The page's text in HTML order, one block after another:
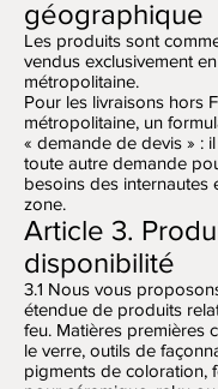
géographique
Les produits sont
vendus exclusivement
métropolitaine.
Pour les livraisons hors
métropolitaine, un
« demande de devis » :
toute autre demande
besoins des internautes
zone.
Article 3.
disponibilité
3.1 Nous vous
étendue de produits
feu. Matières premières
le verre, outils de
pigments de coloration,